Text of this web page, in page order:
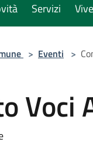
Servizi
> Eventi >
Voci